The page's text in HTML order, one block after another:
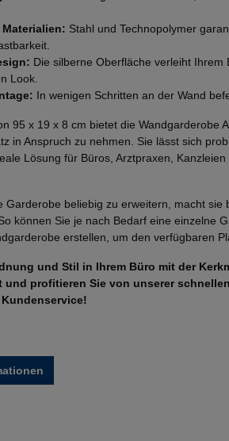
Stahl und Technopolymer
Die silberne Oberfläche verleiht Ihrem
Look.
In wenigen Schritten an der Wand
95 x 19 x 8 cm bietet die Wandgarderobe
in Anspruch zu nehmen. Sie lässt sich
Lösung für Büros, Arztpraxen,
Garderobe beliebig zu erweitern, macht sie
können Sie je nach Bedarf eine einzelne
erstellen, um den verfügbaren
und Stil in Ihrem Büro mit der
und profitieren Sie von unserer